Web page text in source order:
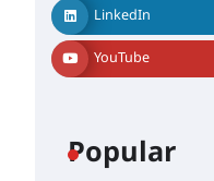
LinkedIn
YouTube
Popular